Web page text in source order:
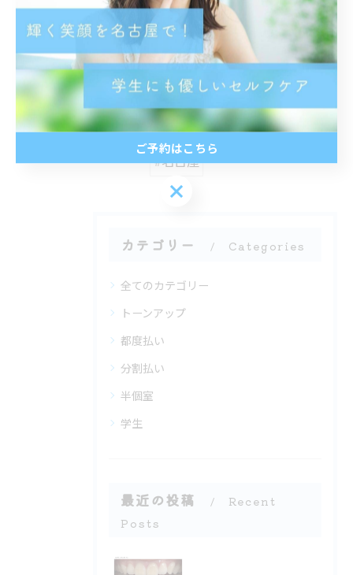
< 前のページ 一覧に戻る 次のページ >
関連タグ
#名古屋
カテゴリー Categories
全てのカテゴリー
トーンアップ
都度払い
分割払い
半個室
学生
最近の投稿
Recent
Posts
ご予約はこちら
ご予約はこちら